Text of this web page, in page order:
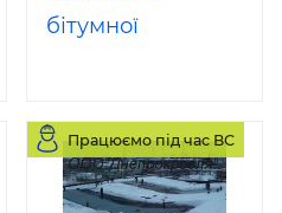
бітумної
Працюємо під час ВС